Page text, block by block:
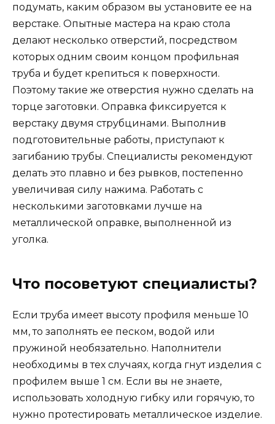
подумать, каким образом вы установите ее на
верстаке. Опытные мастера на краю стола
делают несколько отверстий, посредством
которых одним своим концом профильная
труба и будет крепиться к поверхности.
Поэтому такие же отверстия нужно сделать на
торце заготовки. Оправка фиксируется к
верстаку двумя струбцинами. Выполнив
подготовительные работы, приступают к
загибанию трубы. Специалисты рекомендуют
делать это плавно и без рывков, постепенно
увеличивая силу нажима. Работать с
несколькими заготовками лучше на
металлической оправке, выполненной из
уголка.
Что посоветуют специалисты?
Если труба имеет высоту профиля меньше 10
мм, то заполнять ее песком, водой или
пружиной необязательно. Наполнители
необходимы в тех случаях, когда гнут изделия с
профилем выше 1 см. Если вы не знаете,
использовать холодную гибку или горячую, то
нужно протестировать металлическое изделие.